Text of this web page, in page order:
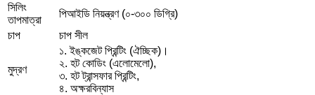
সিলিং
তাপমাত্রা
পিআইডি নিয়ন্ত্রণ (০-৩০০ ডিগ্রি)
চাপ
চাপ সীল
মুদ্রণ
১. ইঙ্কজেট প্রিন্টিং (ঐচ্ছিক)।
২. হট কোডিং (এলোমেলো),
৩. হট ট্রান্সফার প্রিন্টিং,
৪. অক্ষরবিন্যাস